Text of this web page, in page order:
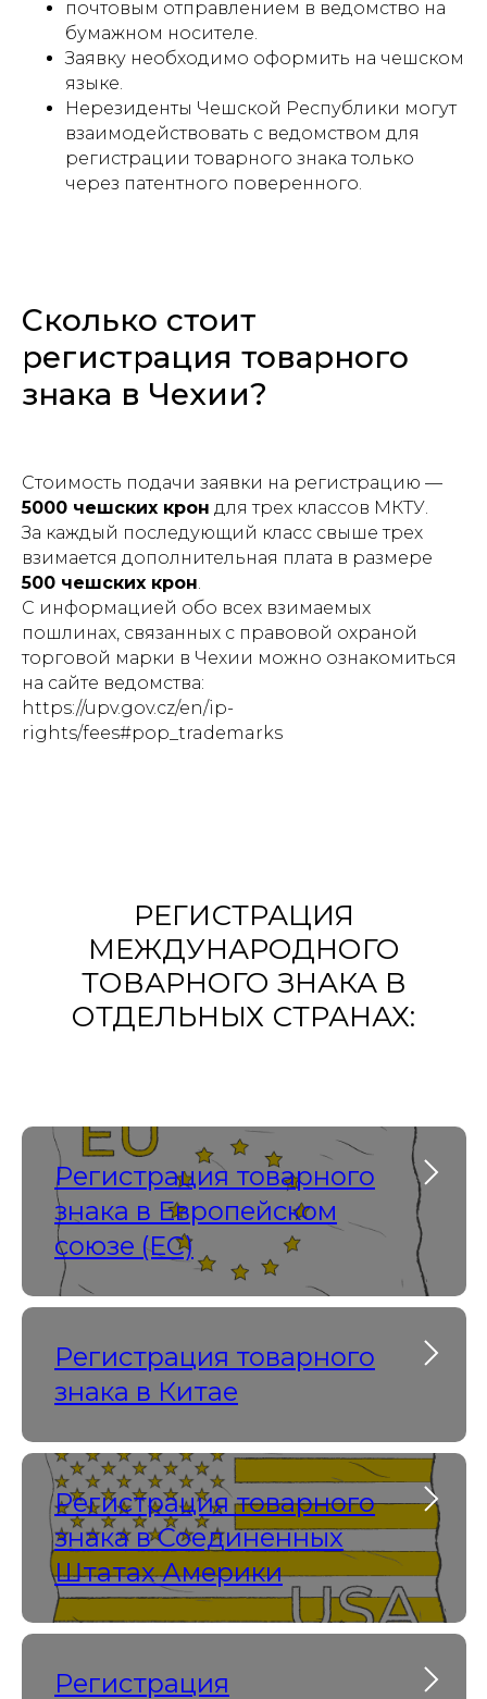
почтовым отправлением в ведомство на
бумажном носителе.
Заявку необходимо оформить на чешском
языке.
Нерезиденты Чешской Республики могут
взаимодействовать с ведомством для
регистрации товарного знака только
через патентного поверенного.
Сколько стоит
регистрация товарного
знака в Чехии?
Стоимость подачи заявки на регистрацию —
5000 чешских крон для трех классов МКТУ.
За каждый последующий класс свыше трех
взимается дополнительная плата в размере
500 чешских крон.
С информацией обо всех взимаемых
пошлинах, связанных с правовой охраной
торговой марки в Чехии можно ознакомиться
на сайте ведомства:
https://upv.gov.cz/en/ip-
rights/fees#pop_trademarks
РЕГИСТРАЦИЯ
МЕЖДУНАРОДНОГО
ТОВАРНОГО ЗНАКА В
ОТДЕЛЬНЫХ СТРАНАХ:
Регистрация товарного
знака в Европейском
союзе (ЕС)
Регистрация товарного
знака в Китае
Регистрация товарного
знака в Соединенных
Штатах Америки
Регистрация